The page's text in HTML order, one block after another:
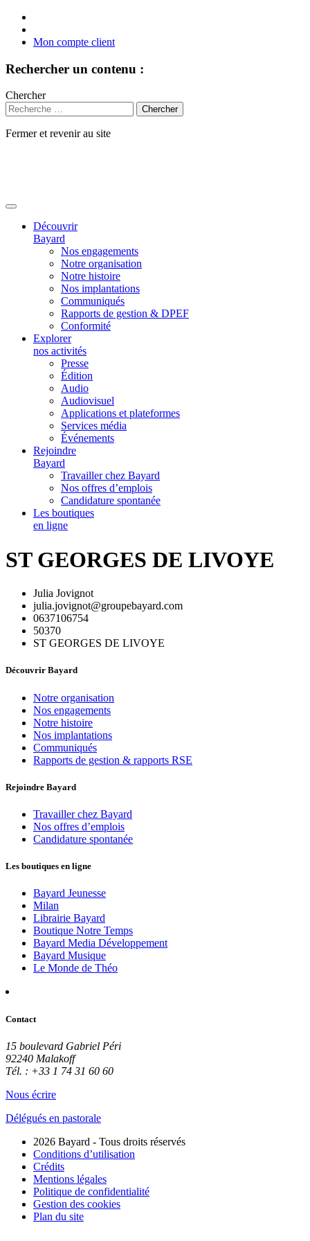
Mon compte client
Rechercher un contenu :
Chercher
Fermer et revenir au site
Découvrir
Bayard
Nos engagements
Notre organisation
Notre histoire
Nos implantations
Communiqués
Rapports de gestion & DPEF
Conformité
Explorer
nos activités
Presse
Édition
Audio
Audiovisuel
Applications et plateformes
Services média
Événements
Rejoindre
Bayard
Travailler chez Bayard
Nos offres d’emplois
Candidature spontanée
Les boutiques
en ligne
ST GEORGES DE LIVOYE
Julia Jovignot
julia.jovignot@groupebayard.com
0637106754
50370
ST GEORGES DE LIVOYE
Découvrir Bayard
Notre organisation
Nos engagements
Notre histoire
Nos implantations
Communiqués
Rapports de gestion & rapports RSE
Rejoindre Bayard
Travailler chez Bayard
Nos offres d’emplois
Candidature spontanée
Les boutiques en ligne
Bayard Jeunesse
Milan
Librairie Bayard
Boutique Notre Temps
Bayard Media Développement
Bayard Musique
Le Monde de Théo
Contact
15 boulevard Gabriel Péri
92240 Malakoff
Tél. : +33 1 74 31 60 60
Nous écrire
Délégués en pastorale
2026 Bayard - Tous droits réservés
Conditions d’utilisation
Crédits
Mentions légales
Politique de confidentialité
Gestion des cookies
Plan du site